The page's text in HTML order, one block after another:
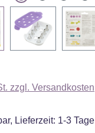
zzgl. Versandkosten
Lieferzeit: 1-3 Tage